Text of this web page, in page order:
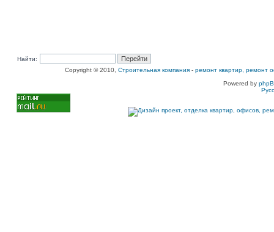
Найти:
Copyright © 2010, Строительная компания - ремонт квартир, ремонт
Powered by